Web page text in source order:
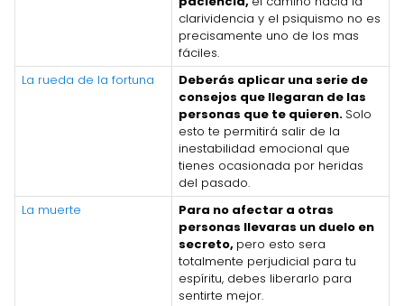
clarividencia y el psiquismo no es
precisamente uno de los mas
fáciles.
La rueda de la fortuna
Deberás aplicar una serie de
consejos que llegaran de las
personas que te quieren. Solo
esto te permitirá salir de la
inestabilidad emocional que
tienes ocasionada por heridas
del pasado.
La muerte
Para no afectar a otras
personas llevaras un duelo en
secreto, pero esto sera
totalmente perjudicial para tu
espíritu, debes liberarlo para
sentirte mejor.